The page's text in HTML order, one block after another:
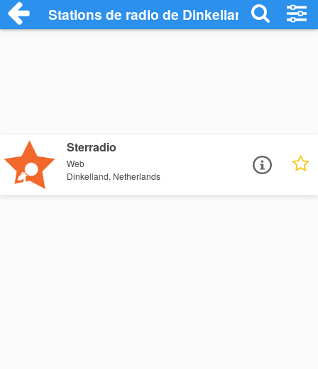
Stations de radio de Dinkelland
Sterradio
Web
Dinkelland, Netherlands